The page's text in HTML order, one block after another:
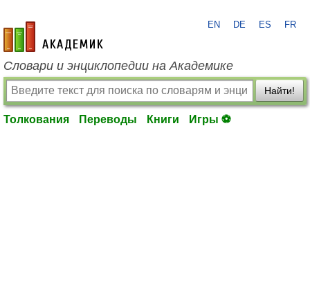
academic.ru
EN DE ES FR
Словари и энциклопедии на Академике
Найти!
Толкования Переводы Книги Игры ⚽